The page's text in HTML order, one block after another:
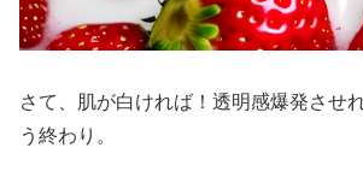
さて、肌が白ければ！透明感爆発させ
う終わり。